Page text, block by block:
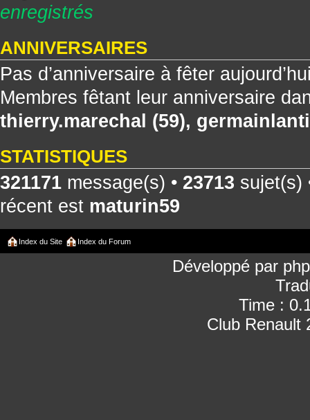
enregistrés
ANNIVERSAIRES
Pas d’anniversaire à fêter
Membres fêtant leur anniversaire
thierry.marechal (59),
STATISTIQUES
321171 message(s) • 23713 sujet(s)
récent est maturin59
Index du Site Index du Forum
Développé par
Time :
Club Renault